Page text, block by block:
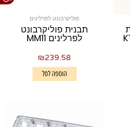
פוליקרבונט לפרלינים
תבנית פוליקרבונט
לפרלינים MM11
₪239.58
הוספה לסל